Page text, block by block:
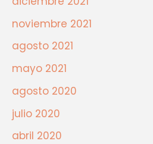
noviembre 2021
agosto 2021
mayo 2021
agosto 2020
julio 2020
abril 2020